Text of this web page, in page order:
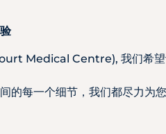
Medical Centre), 我们希望
的每一个细节，我们都尽力为